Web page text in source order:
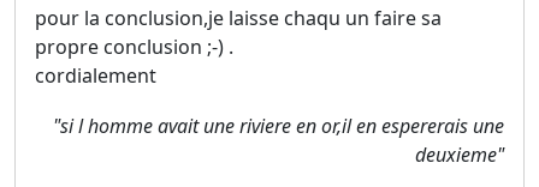
pour la conclusion,je laisse chaqu un faire sa
propre conclusion ;-) .
cordialement
"si l homme avait une riviere en or,il en espererais une
deuxieme"